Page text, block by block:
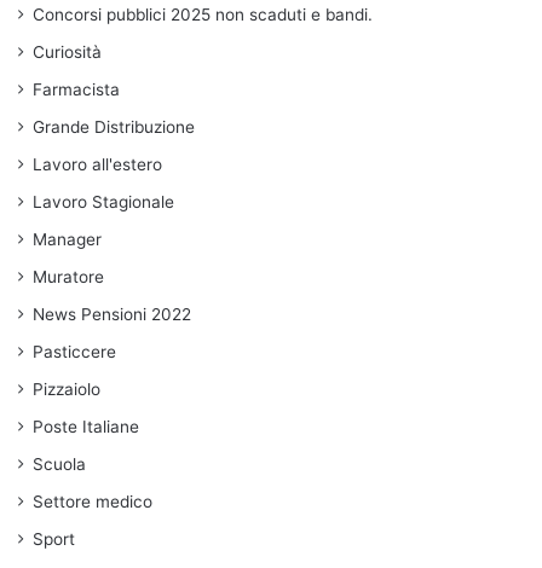
Concorsi pubblici 2025 non scaduti e bandi.
Curiosità
Farmacista
Grande Distribuzione
Lavoro all'estero
Lavoro Stagionale
Manager
Muratore
News Pensioni 2022
Pasticcere
Pizzaiolo
Poste Italiane
Scuola
Settore medico
Sport